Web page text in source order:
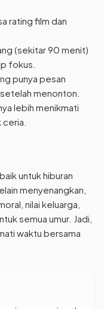
rating film dan
(sekitar 90 menit)
fokus.
punya pesan
menonton.
lebih menikmati
untuk hiburan
menyenangkan,
nilai keluarga,
semua umur. Jadi,
waktu bersama